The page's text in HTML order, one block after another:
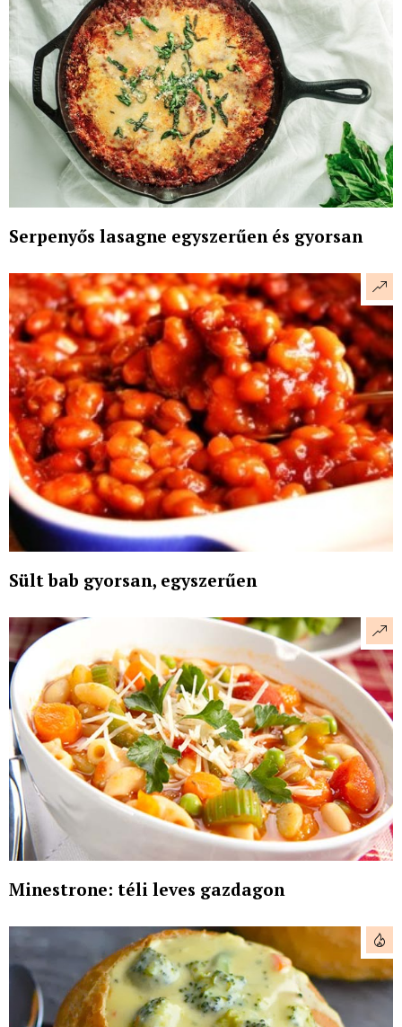
Serpenyős lasagne egyszerűen és gyorsan
Sült bab gyorsan, egyszerűen
Minestrone: téli leves gazdagon